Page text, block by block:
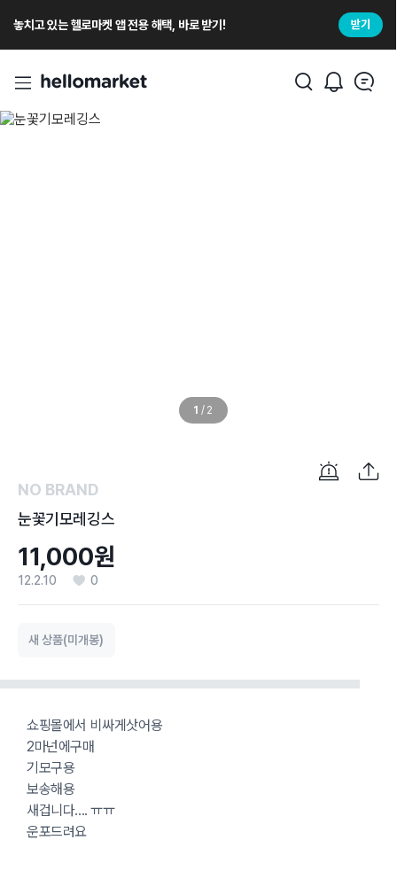
놓치고 있는 헬로마켓 앱 전용 해택, 바로 받기! 받기
1 / 2
NO BRAND
눈꽃기모레깅스
11,000원
12.2.10 0
새 상품(미개봉)
쇼핑몰에서 비싸게삿어용
2마넌에구매
기모구용
보송해용
새겁니다.... ㅠㅠ
운포드려요